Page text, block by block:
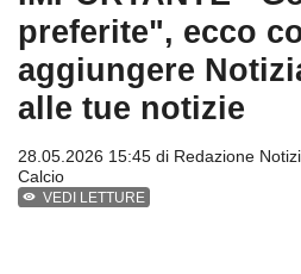
preferite", ecco
aggiungere
alle tue notizie
28.05.2026 15:45 di Redazione
Calcio
VEDI LETTURE